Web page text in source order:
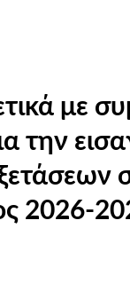
με
την
2026-